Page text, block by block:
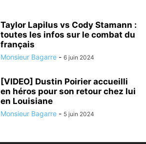
Taylor Lapilus vs Cody Stamann :
toutes les infos sur le combat du
français
Monsieur Bagarre - 6 juin 2024
[VIDEO] Dustin Poirier accueilli
en héros pour son retour chez lui
en Louisiane
Monsieur Bagarre - 5 juin 2024